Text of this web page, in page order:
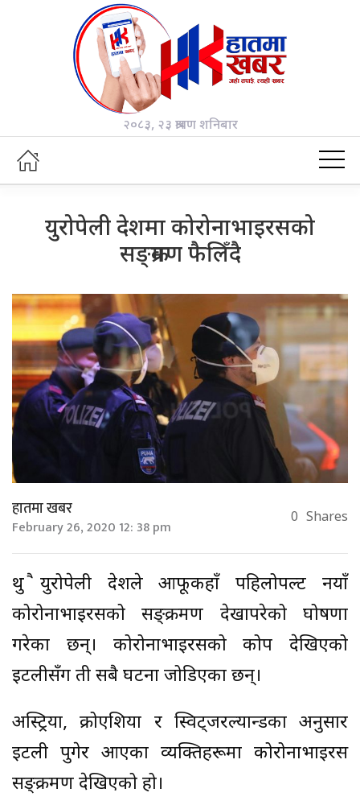
२०८३, २३ श्रावण शनिबार
युरोपेली देशमा कोरोनाभाइरसको
सङ्क्रमण फैलिँदै
हातमा खबर
February 26, 2020 12: 38 pm 0 Shares
थुप्रै युरोपेली देशले आफूकहाँ पहिलोपल्ट नयाँ
कोरोनाभाइरसको सङ्क्रमण देखापरेको घोषणा
गरेका छन्। कोरोनाभाइरसको प्रकोप देखिएको
इटलीसँग ती सबै घटना जोडिएका छन्।
अस्ट्रिया, क्रोएशिया र स्विट्जरल्यान्डका अनुसार
इटली पुगेर आएका व्यक्तिहरूमा कोरोनाभाइरस
सङ्क्रमण देखिएको हो।